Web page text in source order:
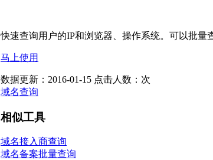
快速查询用户的IP和浏览器、操作系统。可以批量
马上使用
数据更新：2016-01-15 点击人数： 次
域名查询
相似工具
域名接入商查询
域名备案批量查询